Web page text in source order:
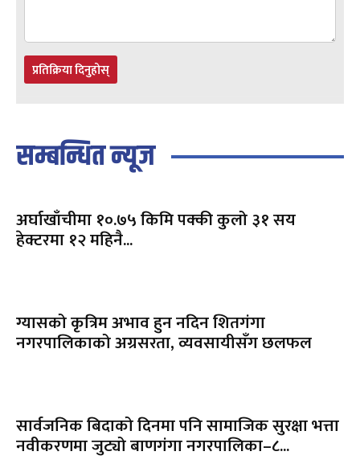
प्रतिक्रिया दिनुहोस्
सम्बन्धित न्यूज
अर्घाखाँचीमा १०.७५ किमि पक्की कुलो ३१ सय
हेक्टरमा १२ महिनै...
ग्यासको कृत्रिम अभाव हुन नदिन शितगंगा
नगरपालिकाको अग्रसरता, व्यवसायीसँग छलफल
सार्वजनिक बिदाको दिनमा पनि सामाजिक सुरक्षा भत्ता
नवीकरणमा जुट्यो बाणगंगा नगरपालिका–८...